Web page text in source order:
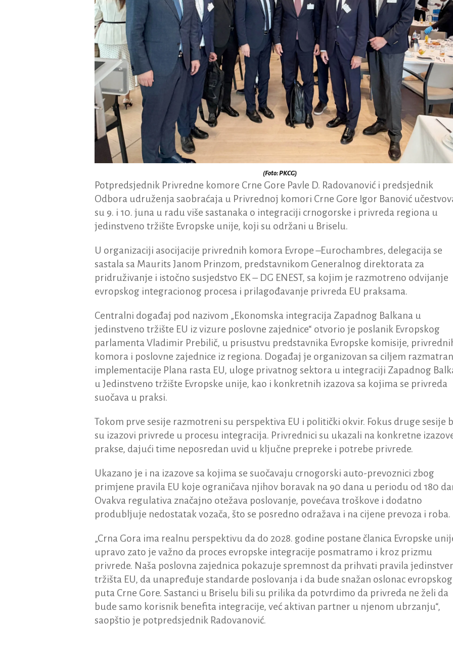
(Foto: PKCG)
Potpredsjednik Privredne komore Crne Gore Pavle D. Radovanović i predsjednik
Odbora udruženja saobraćaja u Privrednoj komori Crne Gore Igor Banović
su 9. i 10. juna u radu više sastanaka o integraciji crnogorske i privreda regiona u
jedinstveno tržište Evropske unije, koji su održani u Briselu.
U organizaciji asocijacije privrednih komora Evrope –Eurochambres, delegacija se
sastala sa Maurits Janom Prinzom, predstavnikom Generalnog direktorata za
pridruživanje i istočno susjedstvo EK – DG ENEST, sa kojim je razmotreno odvijanje
evropskog integracionog procesa i prilagođavanje privreda EU praksama.
Centralni događaj pod nazivom „Ekonomska integracija Zapadnog Balkana u
jedinstveno tržište EU iz vizure poslovne zajednice“ otvorio je poslanik Evropskog
parlamenta Vladimir Prebilič, u prisustvu predstavnika Evropske komisije,
komora i poslovne zajednice iz regiona. Događaj je organizovan sa ciljem
implementacije Plana rasta EU, uloge privatnog sektora u integraciji Zapadnog
u Jedinstveno tržište Evropske unije, kao i konkretnih izazova sa kojima se privreda
suočava u praksi.
Tokom prve sesije razmotreni su perspektiva EU i politički okvir. Fokus druge sesije
su izazovi privrede u procesu integracija. Privrednici su ukazali na konkretne
prakse, dajući time neposredan uvid u klјučne prepreke i potrebe privrede.
Ukazano je i na izazove sa kojima se suočavaju crnogorski auto-prevoznici zbog
primjene pravila EU koje ograničava njihov boravak na 90 dana u periodu od 180
Ovakva regulativa značajno otežava poslovanje, povećava troškove i dodatno
produbljuje nedostatak vozača, što se posredno odražava i na cijene prevoza i roba.
„Crna Gora ima realnu perspektivu da do 2028. godine postane članica Evropske
upravo zato je važno da proces evropske integracije posmatramo i kroz prizmu
privrede. Naša poslovna zajednica pokazuje spremnost da prihvati pravila
tržišta EU, da unapređuje standarde poslovanja i da bude snažan oslonac evropskog
puta Crne Gore. Sastanci u Briselu bili su prilika da potvrdimo da privreda ne želi da
bude samo korisnik benefita integracije, već aktivan partner u njenom ubrzanju“,
saopštio je potpredsjednik Radovanović.